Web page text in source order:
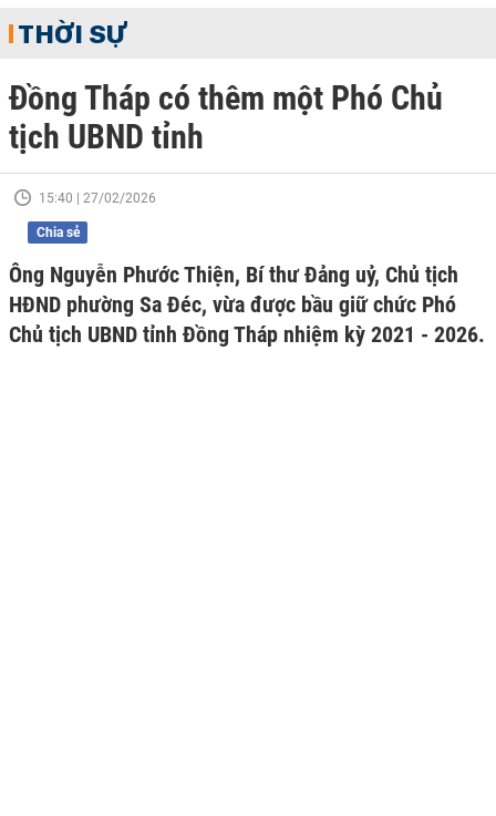
THỜI SỰ
Đồng Tháp có thêm một Phó Chủ
tịch UBND tỉnh
15:40 | 27/02/2026
Chia sẻ
Ông Nguyễn Phước Thiện, Bí thư Đảng uỷ, Chủ tịch
HĐND phường Sa Đéc, vừa được bầu giữ chức Phó
Chủ tịch UBND tỉnh Đồng Tháp nhiệm kỳ 2021 - 2026.